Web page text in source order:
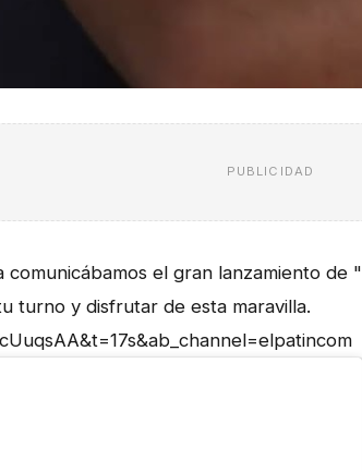
PUBLICIDAD
el gran lanzamiento de "
turno y disfrutar de esta maravilla.